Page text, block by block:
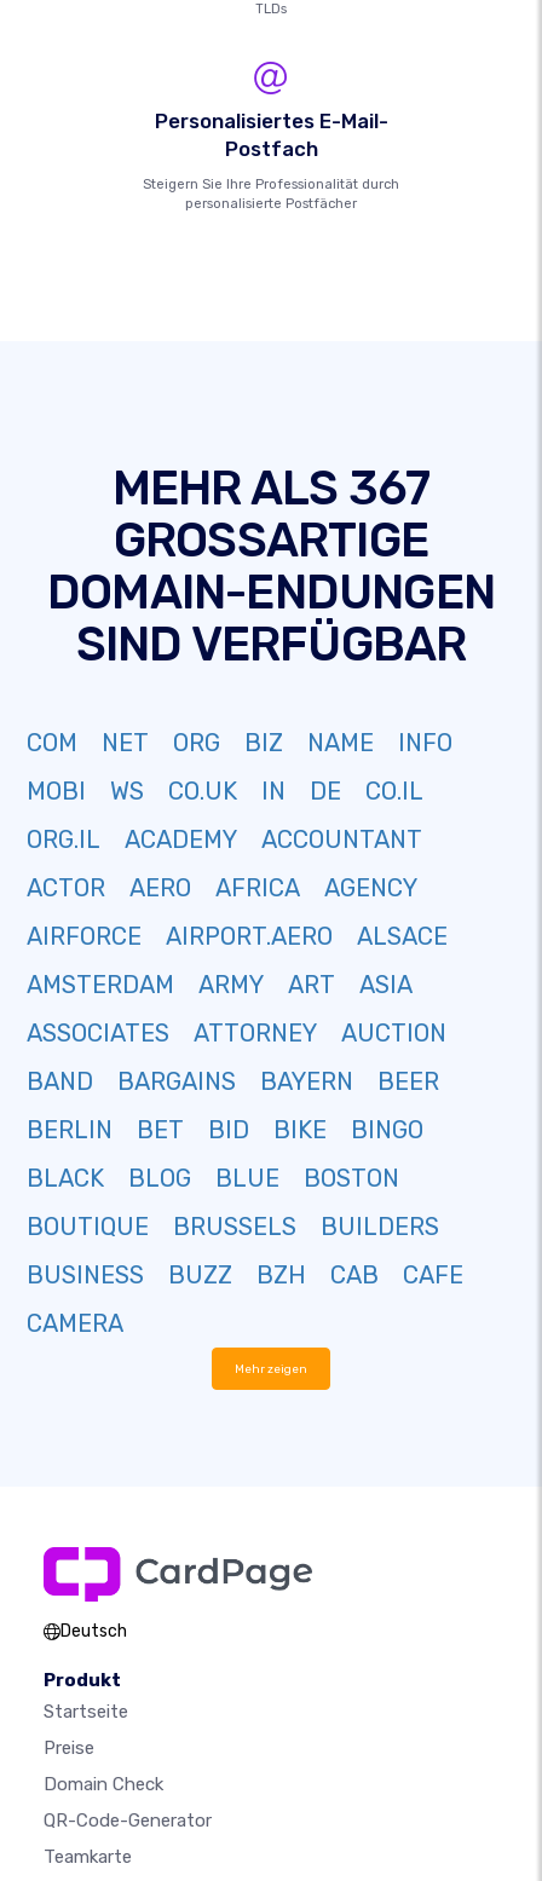
TLDs
Personalisiertes E-Mail-
Postfach
Steigern Sie Ihre Professionalität durch
personalisierte Postfächer
MEHR ALS 367
GROSSARTIGE
DOMAIN-ENDUNGEN
SIND VERFÜGBAR
COM NET ORG BIZ NAME
INFO
MOBI
WS CO.UK IN DE
CO.IL
ORG.IL
ACADEMY
ACCOUNTANT
ACTOR
AERO AFRICA
AGENCY
AIRFORCE
AIRPORT.AERO
ALSACE
AMSTERDAM
ARMY ART
ASIA
ASSOCIATES
ATTORNEY
AUCTION
BAND
BARGAINS BAYERN
BEER
BERLIN
BET BID BIKE
BINGO
BLACK
BLOG BLUE
BOSTON
BOUTIQUE
BRUSSELS
BUILDERS
BUSINESS
BUZZ BZH CAB
CAFE
CAMERA
Mehr zeigen
Deutsch
Produkt
Startseite
Preise
Domain Check
QR-Code-Generator
Teamkarte